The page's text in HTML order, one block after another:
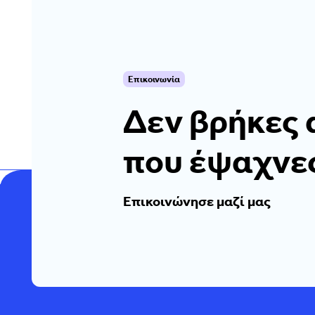
Επικοινωνία
Δεν βρήκες
που
Επικοινώνησε μαζί μας